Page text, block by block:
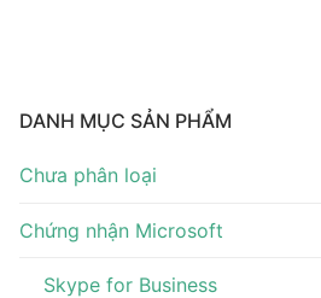
DANH MỤC SẢN PHẨM
Chưa phân loại
Chứng nhận Microsoft
Skype for Business